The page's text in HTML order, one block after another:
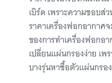
เบิร์ด เพราะความชอบ
ราคาเครื่องฟอกอากาศ
ของการทำเครื่องฟอกอ
เปลี่ยนแผ่นกรองง่าย เพ
บางรุ่นหาซื้อตัวแผ่นกรอ